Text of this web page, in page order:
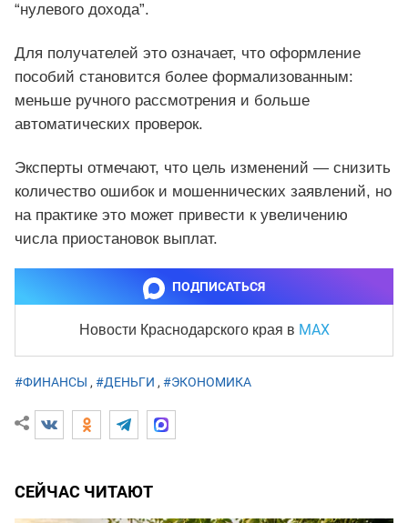
“нулевого дохода”.
Для получателей это означает, что оформление
пособий становится более формализованным:
меньше ручного рассмотрения и больше
автоматических проверок.
Эксперты отмечают, что цель изменений — снизить
количество ошибок и мошеннических заявлений, но
на практике это может привести к увеличению
числа приостановок выплат.
ПОДПИСАТЬСЯ
Новости Краснодарского края в MAX
#ФИНАНСЫ , #ДЕНЬГИ , #ЭКОНОМИКА
СЕЙЧАС ЧИТАЮТ